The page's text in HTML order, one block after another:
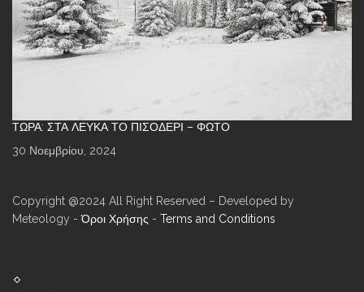
ΤΏΡΑ: ΣΤΑ ΛΕΥΚΆ ΤΟ ΠΙΣΟΔΈΡΙ – ΦΩΤΌ
30 Νοεμβρίου, 2024
Copyright @2024 All Right Reserved – Developed by
Meteology -Όροι Χρήσης - Terms and Conditions